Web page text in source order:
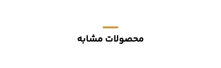
محصولات مشابه